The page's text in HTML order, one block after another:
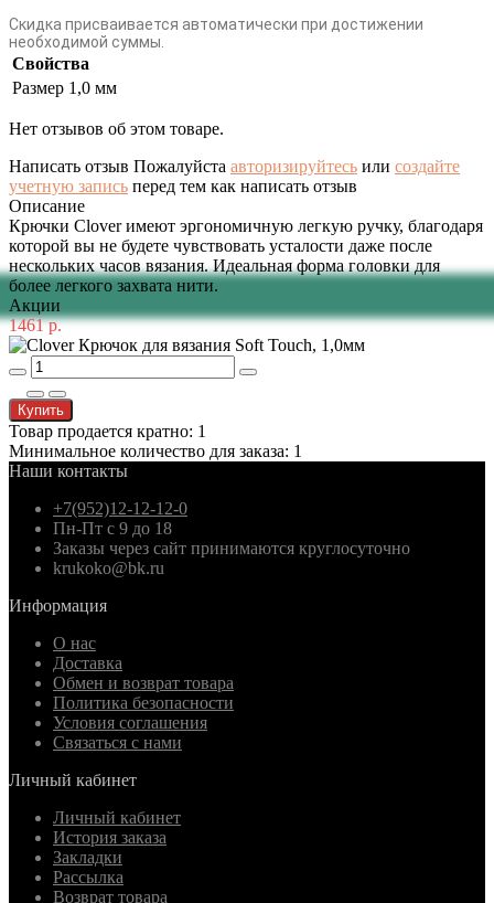
Скидка присваивается автоматически при достижении
необходимой суммы.
Свойства
Размер 1,0 мм
Нет отзывов об этом товаре.
Написать отзыв Пожалуйста авторизируйтесь или создайте
учетную запись перед тем как написать отзыв
Описание
Крючки Clover имеют эргономичную легкую ручку, благодаря
которой вы не будете чувствовать усталости даже после
нескольких часов вязания. Идеальная форма головки для
более легкого захвата нити.
Акции
1461 р.
Купить
Товар продается кратно: 1
Минимальное количество для заказа: 1
Наши контакты
+7(952)12-12-12-0
Пн-Пт с 9 до 18
Заказы через сайт принимаются круглосуточно
krukoko@bk.ru
Информация
О нас
Доставка
Обмен и возврат товара
Политика безопасности
Условия соглашения
Связаться с нами
Личный кабинет
Личный кабинет
История заказа
Закладки
Рассылка
Возврат товара